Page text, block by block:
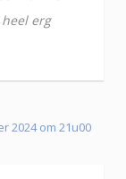
erg
2024 om 21u00